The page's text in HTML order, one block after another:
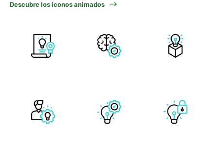
Descubre los iconos animados